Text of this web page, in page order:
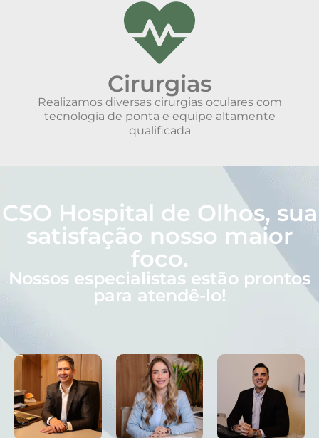
Cirurgias
Realizamos diversas cirurgias oculares com
tecnologia de ponta e equipe altamente
qualificada
CSO Hospital de Olhos, sua
satisfação nosso maior
foco.
Nossos especialistas estão prontos
para atendê-lo!